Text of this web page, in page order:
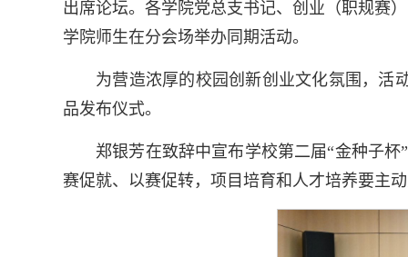
出席论坛。各学院党总支书记、创业（职规赛
学院师生在分会场举办同期活动。
为营造浓厚的校园创新创业文化氛围，活
品发布仪式。
郑银芳在致辞中宣布学校第二届“金种子
赛促就、以赛促转，项目培育和人才培养要主